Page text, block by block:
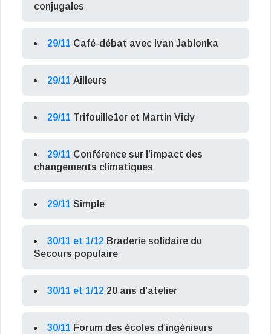
conjugales
29/11 Café-débat avec Ivan Jablonka
29/11 Ailleurs
29/11 Trifouille1er et Martin Vidy
29/11 Conférence sur l’impact des
changements climatiques
29/11 Simple
30/11 et 1/12 Braderie solidaire du
Secours populaire
30/11 et 1/12 20 ans d’atelier
30/11 Forum des écoles d’ingénieurs